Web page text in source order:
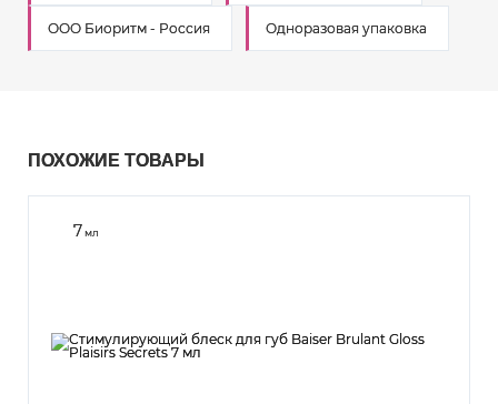
ООО Биоритм - Россия Одноразовая упаковка
ПОХОЖИЕ ТОВАРЫ
7мл